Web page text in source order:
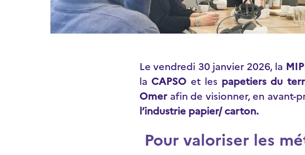
Le vendredi 30 janvier 2026, la
la CAPSO et les papetiers du
Omerafin de visionner, en avant-
l’industrie papier/ carton.
Pour valoriser les